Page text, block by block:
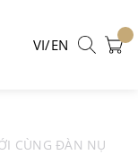
VI/EN
CÙNG ĐÀN NỤ